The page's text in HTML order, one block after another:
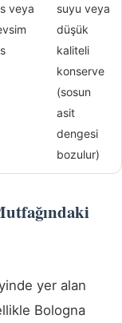
veya
suyu veya
düşük
kaliteli
konserve
(sosun
asit
dengesi
bozulur)
yer alan
Bologna